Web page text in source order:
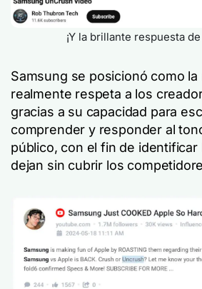
¡Y la brillante respuesta
Samsung se posicionó como la
realmente respeta a los
gracias a su capacidad para
comprender y responder al
público, con el fin de identificar
dejan sin cubrir los